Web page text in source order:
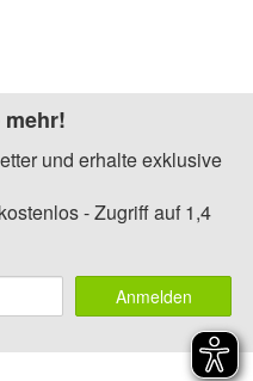
und erhalte exklusive
- Zugriff auf 1,4
Anmelden